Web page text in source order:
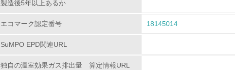
<L1> 環境配慮型製品・サービスの製造・販売を積極的に
12. <L2> 環境配慮型製品・サービスの製造・販売状況を把握
製造後5年以上あるか
エコマーク認定番号 18145014
SuMPO EPD関連URL
独自の温室効果ガス排出量 算定情報URL